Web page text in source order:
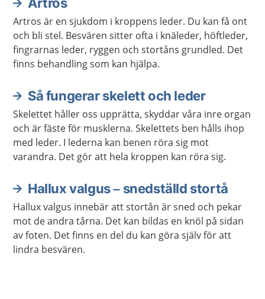
Artros är en sjukdom i kroppens leder. Du kan få ont
och bli stel. Besvären sitter ofta i knäleder, höftleder,
fingrarnas leder, ryggen och stortåns grundled. Det
finns behandling som kan hjälpa.
Så fungerar skelett och leder
Skelettet håller oss upprätta, skyddar våra inre organ
och är fäste för musklerna. Skelettets ben hålls ihop
med leder. I lederna kan benen röra sig mot
varandra. Det gör att hela kroppen kan röra sig.
Hallux valgus – snedställd stortå
Hallux valgus innebär att stortån är sned och pekar
mot de andra tårna. Det kan bildas en knöl på sidan
av foten. Det finns en del du kan göra själv för att
lindra besvären.